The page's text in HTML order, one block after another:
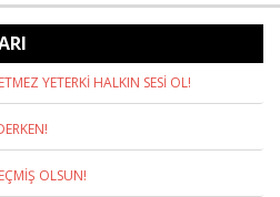
YETERKİ HALKIN SESİ OL!
OLSUN!